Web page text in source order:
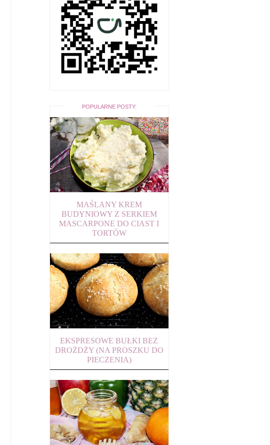
POPULARNE POSTY:
MAŚLANY KREM
BUDYNIOWY Z SERKIEM
MASCARPONE DO CIAST I
TORTÓW
EKSPRESOWE BUŁKI BEZ
DROŻDŻY (NA PROSZKU DO
PIECZENIA)